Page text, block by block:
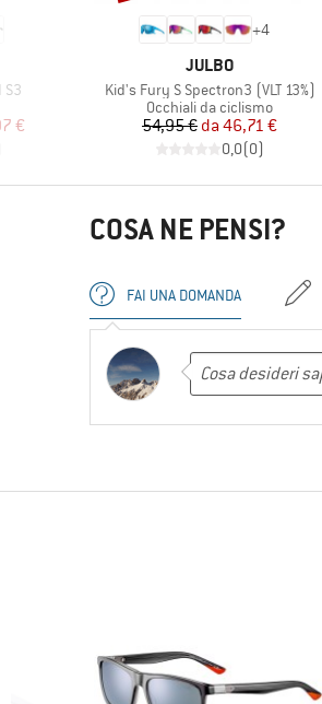
S3
€
+4
MARCHIO
JULBO
Articolo
Kid's Fury S Spectron3 (VLT 13%)
Gruppo di prodotti
Occhiali da ciclismo
Prezzo
54,95 € Prezzo ridotto
da 46,71 €
0,0(0)
COSA NE PENSI?
FAI UNA DOMANDA